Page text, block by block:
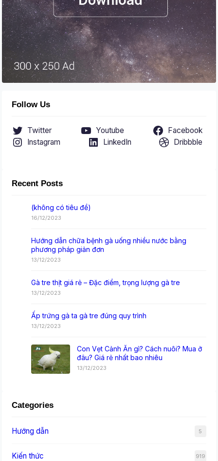
Follow Us
Twitter Youtube
Facebook
Instagram
LinkedIn Dribbble
Recent Posts
(không có tiêu đề)
16/12/2023
Hướng dẫn chữa bệnh gà uống nhiều nước bằng
phương pháp giản đơn
13/12/2023
Gà tre thịt giá rẻ – Đặc điểm, trọng lượng gà tre
13/12/2023
Ấp trứng gà ta gà tre đúng quy trình
13/12/2023
Con Vẹt Cảnh Ăn gì? Cách nuôi? Mua ở
đâu? Giá rẻ nhất bao nhiêu
13/12/2023
Categories
Hướng dẫn 5
Kiến thức 919